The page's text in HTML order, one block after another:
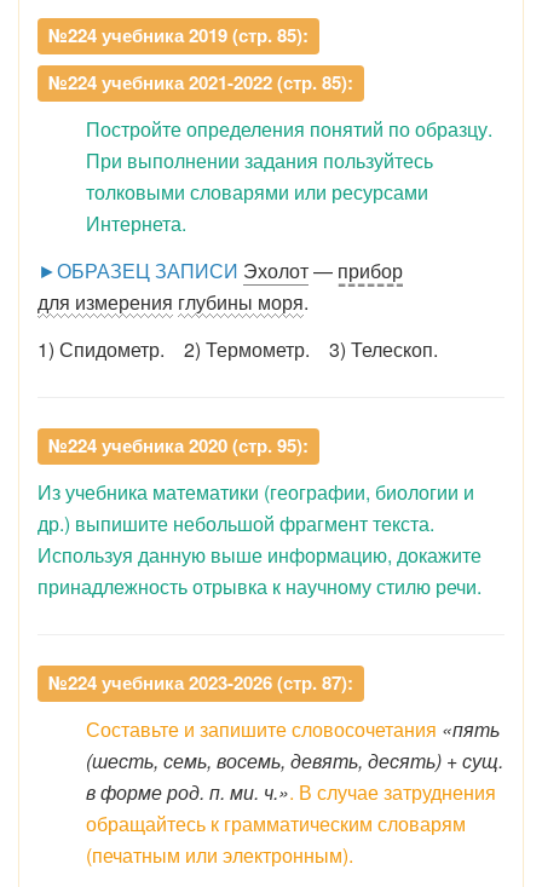
№224 учебника 2019 (стр. 85):
№224 учебника 2021-2022 (стр. 85):
Постройте определения понятий по образцу.
При выполнении задания пользуйтесь
толковыми словарями или ресурсами
Интернета.
►ОБРАЗЕЦ ЗАПИСИ Эхолот— прибор
для измерения глубины моря.
1) Спидометр. 2) Термометр. 3) Телескоп.
№224 учебника 2020 (стр. 95):
Из учебника математики (географии, биологии и
др.) выпишите небольшой фрагмент текста.
Используя данную выше информацию, докажите
принадлежность отрывка к научному стилю речи.
№224 учебника 2023-2026 (стр. 87):
Составьте и запишите словосочетания «пять
(шесть, семь, восемь, девять, десять) + сущ.
в форме род. п. ми. ч.». В случае затруднения
обращайтесь к грамматическим словарям
(печатным или электронным).